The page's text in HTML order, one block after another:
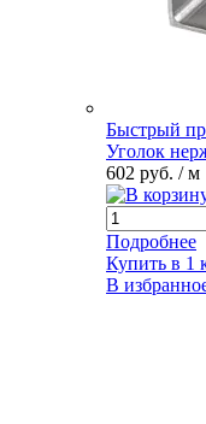
Быстрый
Уголок
602 руб. / м
Подробнее
Купить в 1
В